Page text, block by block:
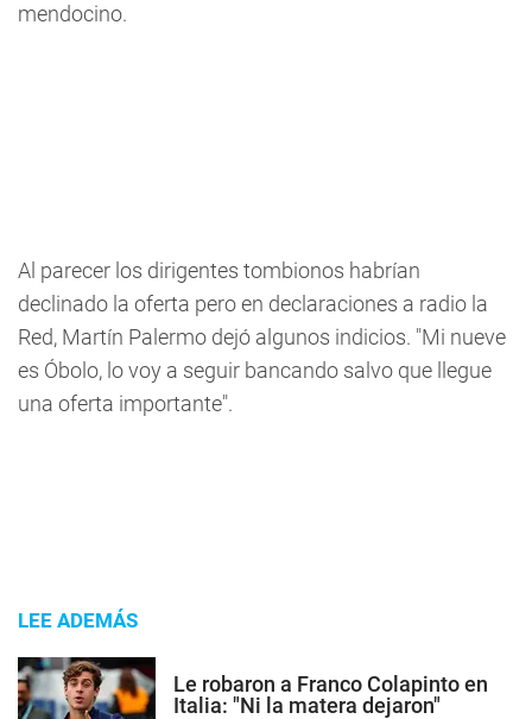
mendocino.
Al parecer los dirigentes tombionos habrían
declinado la oferta pero en declaraciones a radio la
Red, Martín Palermo dejó algunos indicios. "Mi nueve
es Óbolo, lo voy a seguir bancando salvo que llegue
una oferta importante".
LEE ADEMÁS
Le robaron a Franco Colapinto en
Italia: "Ni la matera dejaron"